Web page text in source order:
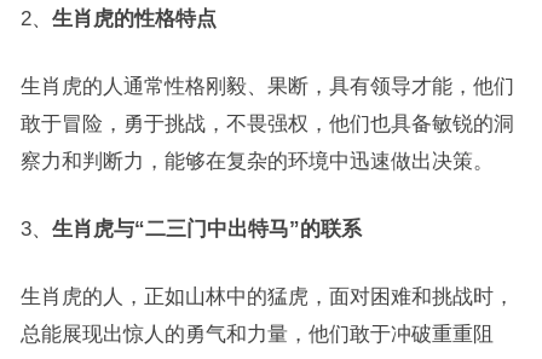
2、 生肖虎的性格特点
生肖虎的人通常性格刚毅、果断，具有领导才能，他们
敢于冒险，勇于挑战，不畏强权，他们也具备敏锐的洞
察力和判断力，能够在复杂的环境中迅速做出决策。
3、 生肖虎与“二三门中出特马”的联系
生肖虎的人，正如山林中的猛虎，面对困难和挑战时，
总能展现出惊人的勇气和力量，他们敢于冲破重重阻